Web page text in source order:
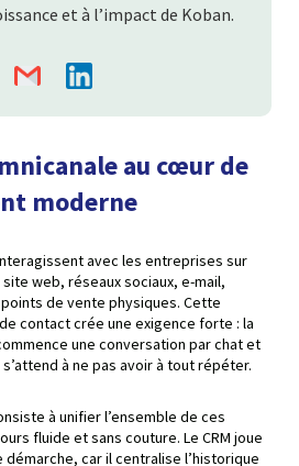
et à l’impact de Koban.
au cœur de
moderne
avec les entreprises sur
web, réseaux sociaux, e-mail,
de vente physiques. Cette
contact crée une exigence forte : la
une conversation par chat et
à ne pas avoir à tout répéter.
à unifier l’ensemble de ces
fluide et sans couture. Le CRM joue
car il centralise l’historique